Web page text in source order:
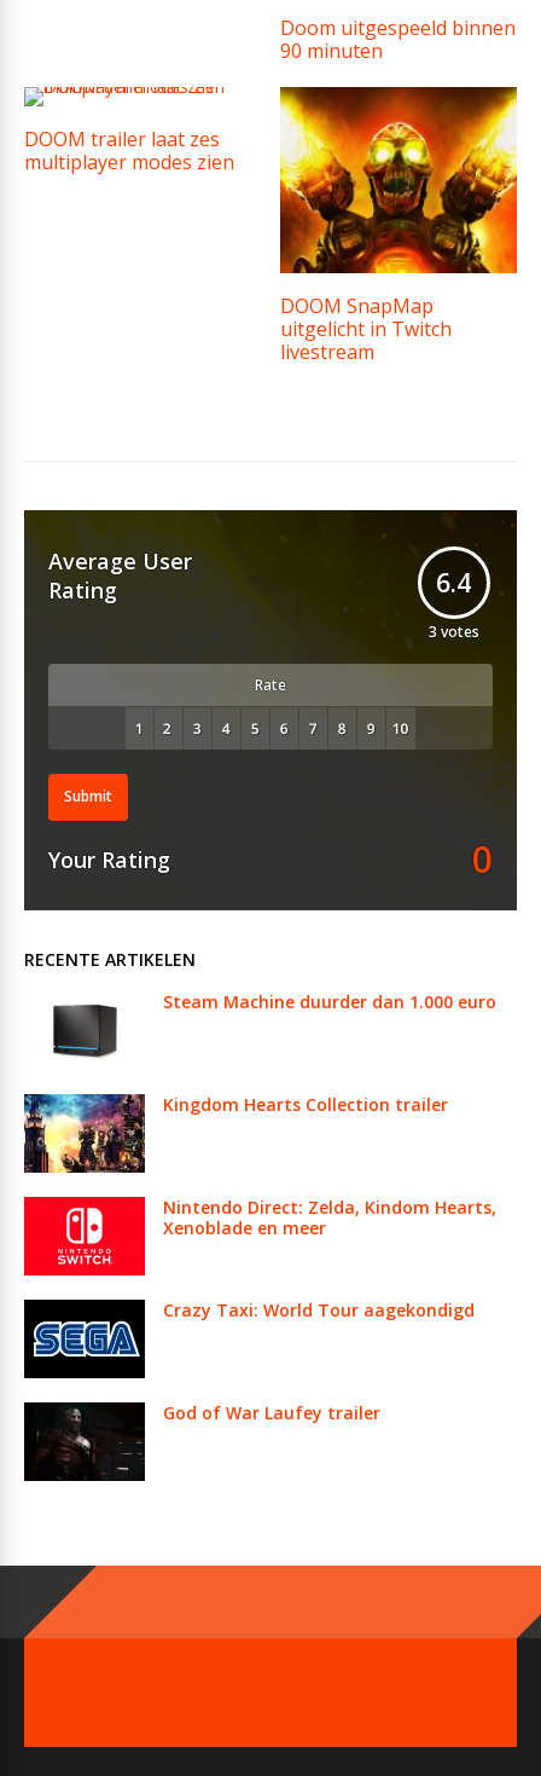
Doom uitgespeeld binnen
90 minuten
DOOM trailer laat zes
multiplayer modes zien
DOOM SnapMap
uitgelicht in Twitch
livestream
Average User
Rating
6.4
3 votes
Rate
Submit
Your Rating 0
RECENTE ARTIKELEN
Steam Machine duurder dan 1.000 euro
Kingdom Hearts Collection trailer
Nintendo Direct: Zelda, Kindom Hearts,
Xenoblade en meer
Crazy Taxi: World Tour aagekondigd
God of War Laufey trailer